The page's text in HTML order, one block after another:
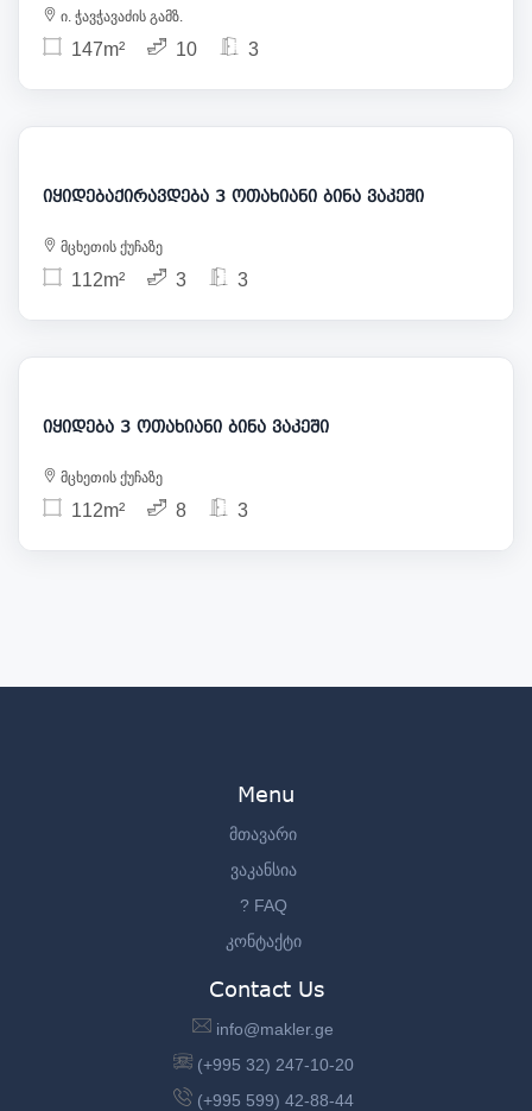
ი. ჭავჭავაძის გამზ.
147m² 10 3
315 000
იყიდებაქირავდება 3 ოთახიანი ბინა ვაკეში
მცხეთის ქუჩაზე
112m² 3 3
315 000
იყიდება 3 ოთახიანი ბინა ვაკეში
მცხეთის ქუჩაზე
112m² 8 3
Menu
მთავარი
ვაკანსია
? FAQ
კონტაქტი
Contact Us
info@makler.ge
(+995 32) 247-10-20
(+995 599) 42-88-44